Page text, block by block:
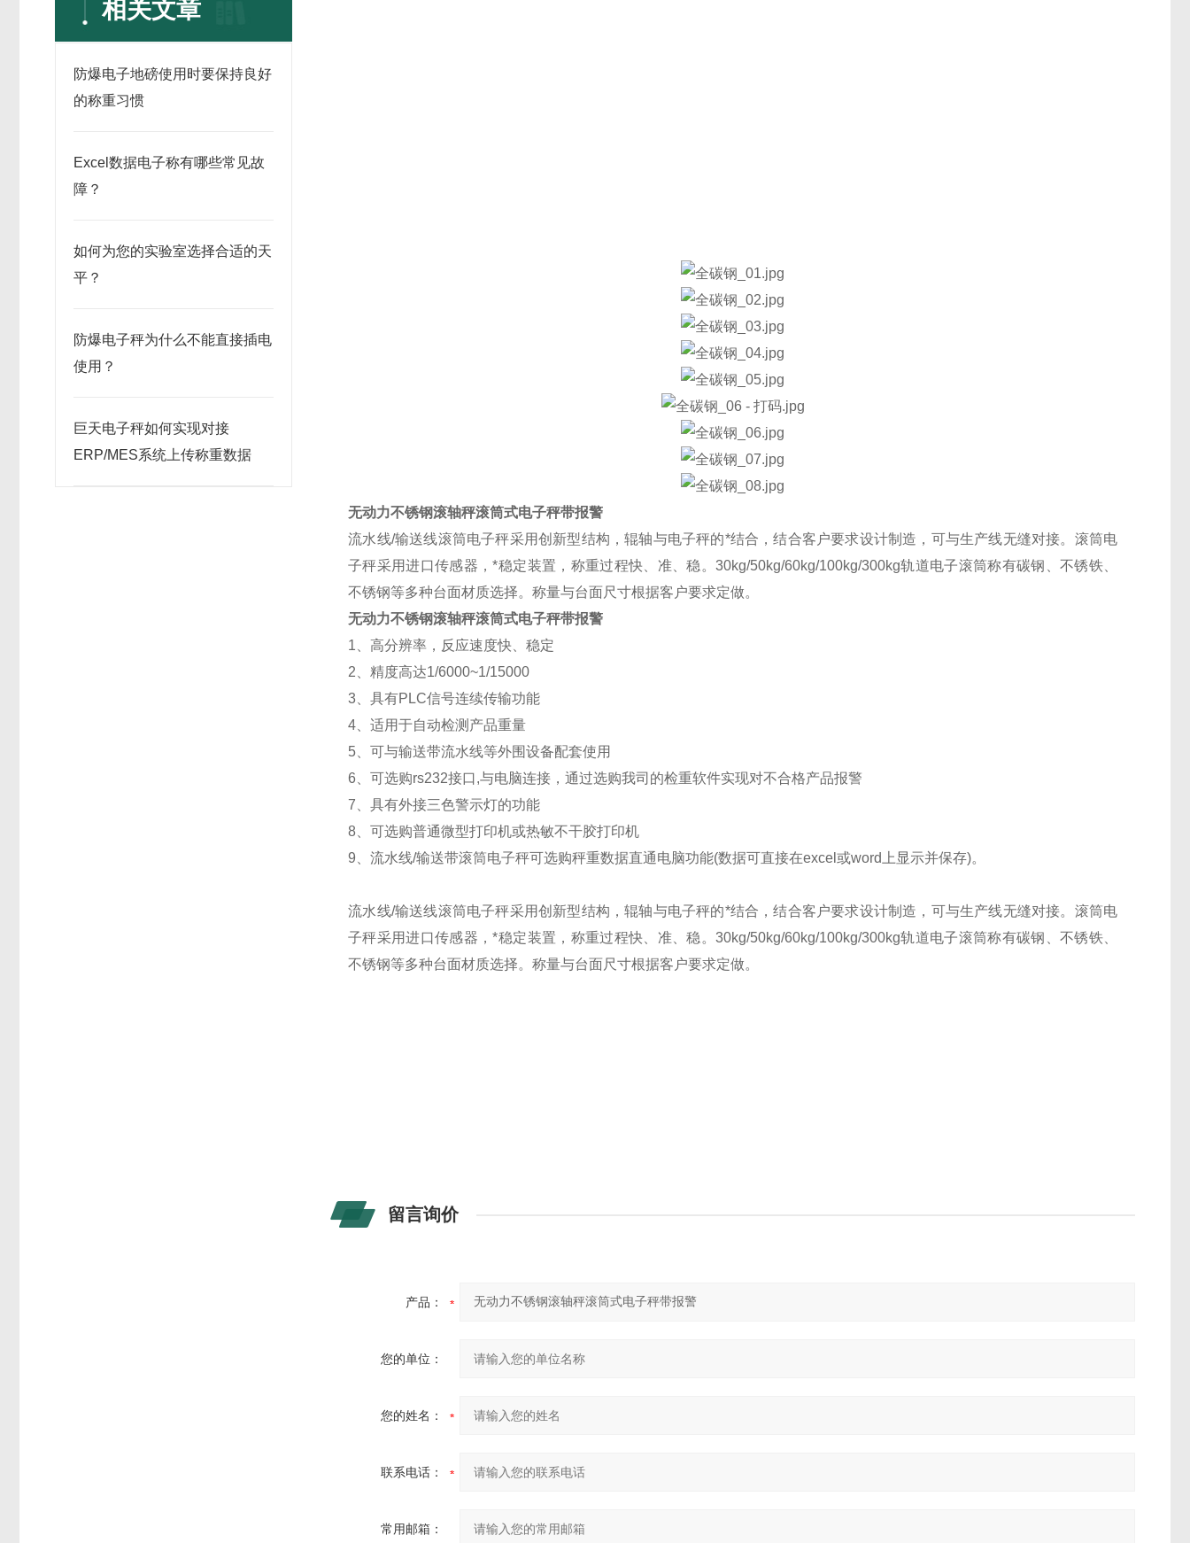
相关文章
防爆电子地磅使用时要保持良好
的称重习惯
Excel数据电子称有哪些常见故
障？
如何为您的实验室选择合适的天
平？
防爆电子秤为什么不能直接插电
使用？
巨天电子秤如何实现对接
ERP/MES系统上传称重数据
无动力不锈钢滚轴秤滚筒式电子秤带报警
流水线/输送线滚筒电子秤采用创新型结构，辊轴与电子秤的*结合，结合客户要求设计制造，可与生产线无缝对接。滚筒电
子秤采用进口传感器，*稳定装置，称重过程快、准、稳。 30kg/50kg/60kg/100kg/300kg轨道电子滚筒称有碳钢、不锈铁、
不锈钢等多种台面材质选择。称量与台面尺寸根据客户要求定做。
无动力不锈钢滚轴秤滚筒式电子秤带报警
1、高分辨率，反应速度快、稳定
2、精度高达1/6000~1/15000
3、具有PLC信号连续传输功能
4、适用于自动检测产品重量
5、可与输送带流水线等外围设备配套使用
6、可选购rs232接口,与电脑连接，通过选购我司的检重软件实现对不合格产品报警
7、具有外接三色警示灯的功能
8、可选购普通微型打印机或热敏不干胶打印机
9、流水线/输送带滚筒电子秤可选购秤重数据直通电脑功能(数据可直接在excel或word上显示并保存)。
流水线/输送线滚筒电子秤采用创新型结构，辊轴与电子秤的*结合，结合客户要求设计制造，可与生产线无缝对接。滚筒电
子秤采用进口传感器，*稳定装置，称重过程快、准、稳。 30kg/50kg/60kg/100kg/300kg轨道电子滚筒称有碳钢、不锈铁、
不锈钢等多种台面材质选择。称量与台面尺寸根据客户要求定做。
留言询价
产品：
您的单位：
您的姓名：
联系电话：
常用邮箱：